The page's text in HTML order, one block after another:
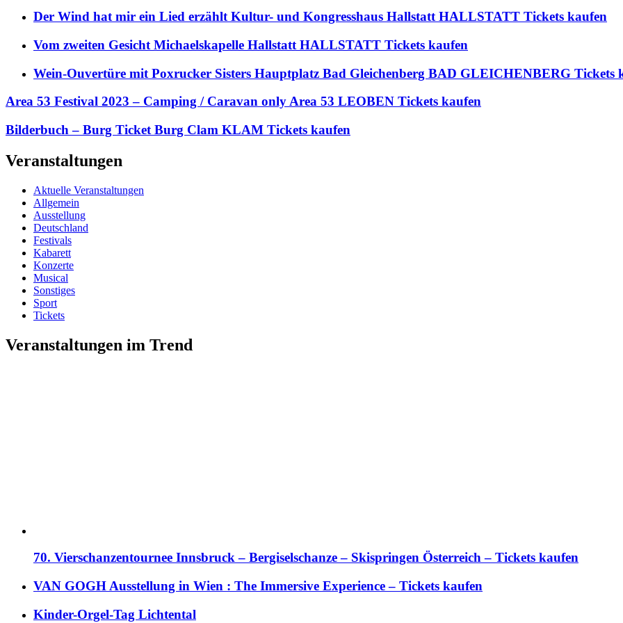
Der Wind hat mir ein Lied erzählt Kultur- und Kongresshaus Hallstatt HALLSTATT Tickets kaufen
Vom zweiten Gesicht Michaelskapelle Hallstatt HALLSTATT Tickets kaufen
Wein-Ouvertüre mit Poxrucker Sisters Hauptplatz Bad Gleichenberg BAD GLEICHENBERG Tickets
Area 53 Festival 2023 – Camping / Caravan only Area 53 LEOBEN Tickets kaufen
Bilderbuch – Burg Ticket Burg Clam KLAM Tickets kaufen
Veranstaltungen
Aktuelle Veranstaltungen
Allgemein
Ausstellung
Deutschland
Festivals
Kabarett
Konzerte
Musical
Sonstiges
Sport
Tickets
Veranstaltungen im Trend
70. Vierschanzentournee Innsbruck – Bergiselschanze – Skispringen Österreich – Tickets kaufen
VAN GOGH Ausstellung in Wien : The Immersive Experience – Tickets kaufen
Kinder-Orgel-Tag Lichtental